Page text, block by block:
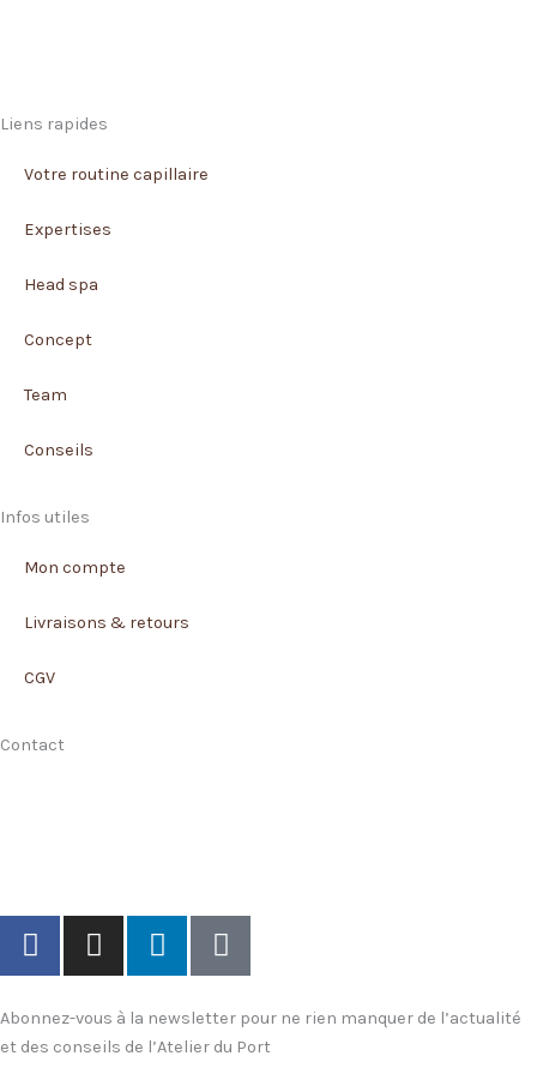
Liens rapides
Votre routine capillaire
Expertises
Head spa
Concept
Team
Conseils
Infos utiles
Mon compte
Livraisons & retours
CGV
Contact
F
a
e
b
I
n
t
a
L
i
k
e
T
i
t
o
Abonnez-vous à la newsletter pour ne rien manquer de l’actualité
et des conseils de l’Atelier du Port